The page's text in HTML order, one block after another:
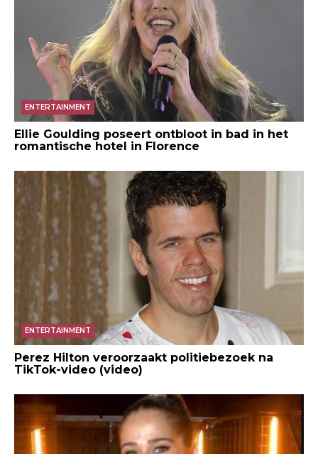
ENTERTAINMENT
Ellie Goulding poseert ontbloot in bad in het
romantische hotel in Florence
ENTERTAINMENT
Perez Hilton veroorzaakt politiebezoek na
TikTok-video (video)